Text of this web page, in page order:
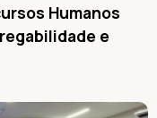
Humanos
e